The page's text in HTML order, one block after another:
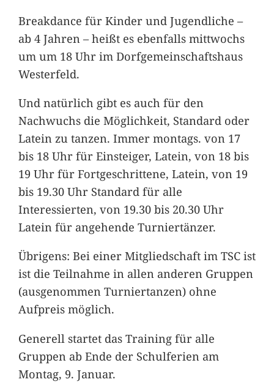
Breakdance für Kinder und Jugendliche –
ab 4 Jahren – heißt es ebenfalls mittwochs
um um 18 Uhr im Dorfgemeinschaftshaus
Westerfeld.
Und natürlich gibt es auch für den
Nachwuchs die Möglichkeit, Standard oder
Latein zu tanzen. Immer montags. von 17
bis 18 Uhr für Einsteiger, Latein, von 18 bis
19 Uhr für Fortgeschrittene, Latein, von 19
bis 19.30 Uhr Standard für alle
Interessierten, von 19.30 bis 20.30 Uhr
Latein für angehende Turniertänzer.
Übrigens: Bei einer Mitgliedschaft im TSC ist
ist die Teilnahme in allen anderen Gruppen
(ausgenommen Turniertanzen) ohne
Aufpreis möglich.
Generell startet das Training für alle
Gruppen ab Ende der Schulferien am
Montag, 9. Januar.